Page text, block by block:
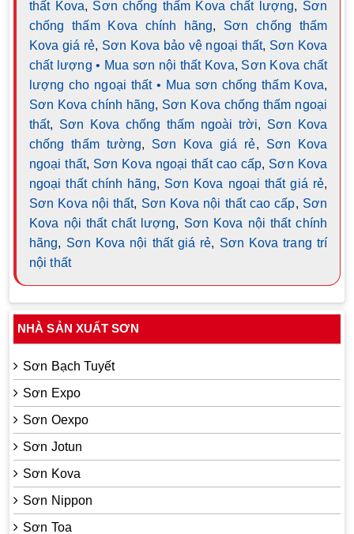
thất Kova, Sơn chống thấm Kova chất lượng, Sơn
chống thấm Kova chính hãng, Sơn chống thấm
Kova giá rẻ, Sơn Kova bảo vệ ngoại thất, Sơn Kova
chất lượng • Mua sơn nội thất Kova, Sơn Kova chất
lượng cho ngoại thất • Mua sơn chống thấm Kova,
Sơn Kova chính hãng, Sơn Kova chống thấm ngoại
thất, Sơn Kova chống thấm ngoài trời, Sơn Kova
chống thấm tường, Sơn Kova giá rẻ, Sơn Kova
ngoại thất, Sơn Kova ngoại thất cao cấp, Sơn Kova
ngoại thất chính hãng, Sơn Kova ngoại thất giá rẻ,
Sơn Kova nội thất, Sơn Kova nội thất cao cấp, Sơn
Kova nội thất chất lượng, Sơn Kova nội thất chính
hãng, Sơn Kova nội thất giá rẻ, Sơn Kova trang trí
nội thất
NHÀ SẢN XUẤT SƠN
Sơn Bạch Tuyết
Sơn Expo
Sơn Oexpo
Sơn Jotun
Sơn Kova
Sơn Nippon
Sơn Toa